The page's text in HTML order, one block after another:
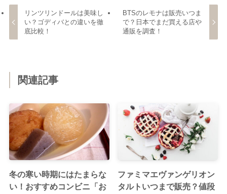
リンツリンドールは美味し
い？ゴディバとの違いを徹
底比較！
BTSのレモナは販売いつま
で？日本でまだ買える店や
通販を調査！
関連記事
冬の寒い時期にはたまらな
い！おすすめコンビニ「お
ファミマエヴァンゲリオン
タルトいつまで販売？値段